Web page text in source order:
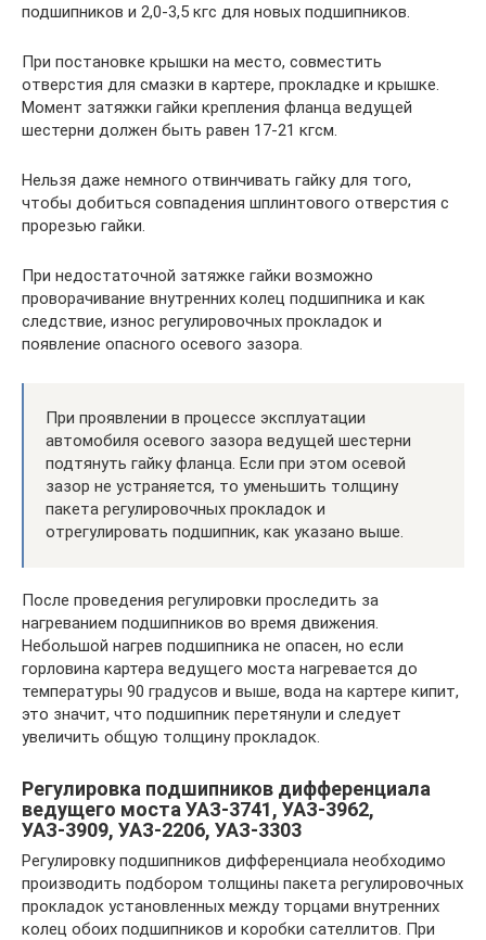
подшипников и 2,0-3,5 кгс для новых подшипников.
При постановке крышки на место, совместить
отверстия для смазки в картере, прокладке и крышке.
Момент затяжки гайки крепления фланца ведущей
шестерни должен быть равен 17-21 кгсм.
Нельзя даже немного отвинчивать гайку для того,
чтобы добиться совпадения шплинтового отверстия с
прорезью гайки.
При недостаточной затяжке гайки возможно
проворачивание внутренних колец подшипника и как
следствие, износ регулировочных прокладок и
появление опасного осевого зазора.
При проявлении в процессе эксплуатации
автомобиля осевого зазора ведущей шестерни
подтянуть гайку фланца. Если при этом осевой
зазор не устраняется, то уменьшить толщину
пакета регулировочных прокладок и
отрегулировать подшипник, как указано выше.
После проведения регулировки проследить за
нагреванием подшипников во время движения.
Небольшой нагрев подшипника не опасен, но если
горловина картера ведущего моста нагревается до
температуры 90 градусов и выше, вода на картере кипит,
это значит, что подшипник перетянули и следует
увеличить общую толщину прокладок.
Регулировка подшипников дифференциала
ведущего моста УАЗ-3741, УАЗ-3962,
УАЗ-3909, УАЗ-2206, УАЗ-3303
Регулировку подшипников дифференциала необходимо
производить подбором толщины пакета регулировочных
прокладок установленных между торцами внутренних
колец обоих подшипников и коробки сателлитов. При